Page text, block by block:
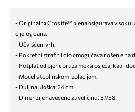
- Originalna Croslite™ pjena osigurava visoku
cijelog dana.
- Učvršćeni vrh.
- Pokretni stražnji dio omogućava nošenje na
- Potplat od pjene pruža mekši osjećaj kao i
- Model s toplinskom izolacijom.
- Duljina uloška: 24 cm.
- Dimenzije navedene za veličinu: 37/38.